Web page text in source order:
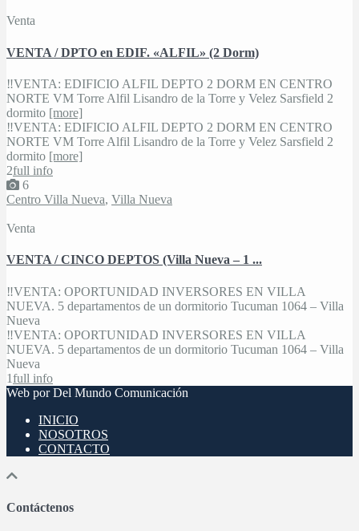
Venta
VENTA / DPTO en EDIF. «ALFIL» (2 Dorm)
‼VENTA: EDIFICIO ALFIL DEPTO 2 DORM EN CENTRO
NORTE VM Torre Alfil Lisandro de la Torre y Velez Sarsfield 2
dormito [more]
‼VENTA: EDIFICIO ALFIL DEPTO 2 DORM EN CENTRO
NORTE VM Torre Alfil Lisandro de la Torre y Velez Sarsfield 2
dormito [more]
2full info
6
Centro Villa Nueva, Villa Nueva
Venta
VENTA / CINCO DEPTOS (Villa Nueva – 1 ...
‼VENTA: OPORTUNIDAD INVERSORES EN VILLA
NUEVA. 5 departamentos de un dormitorio Tucuman 1064 – Villa
Nueva
‼VENTA: OPORTUNIDAD INVERSORES EN VILLA
NUEVA. 5 departamentos de un dormitorio Tucuman 1064 – Villa
Nueva
1full info
Web por Del Mundo Comunicación
INICIO
NOSOTROS
CONTACTO
Contáctenos